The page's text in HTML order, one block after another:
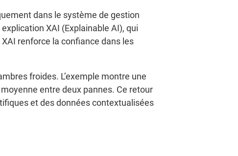
dans le système de gestion
XAI (Explainable AI), qui
renforce la confiance dans les
froides. L’exemple montre une
entre deux pannes. Ce retour
et des données contextualisées